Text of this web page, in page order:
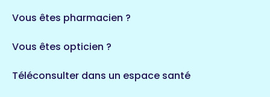
Auvergne-Rhône-Alpes
720 espaces de santé
Loiret
1 espaces de santé
Vous êtes pharmacien ?
Vous êtes opticien ?
Téléconsulter dans un espace santé